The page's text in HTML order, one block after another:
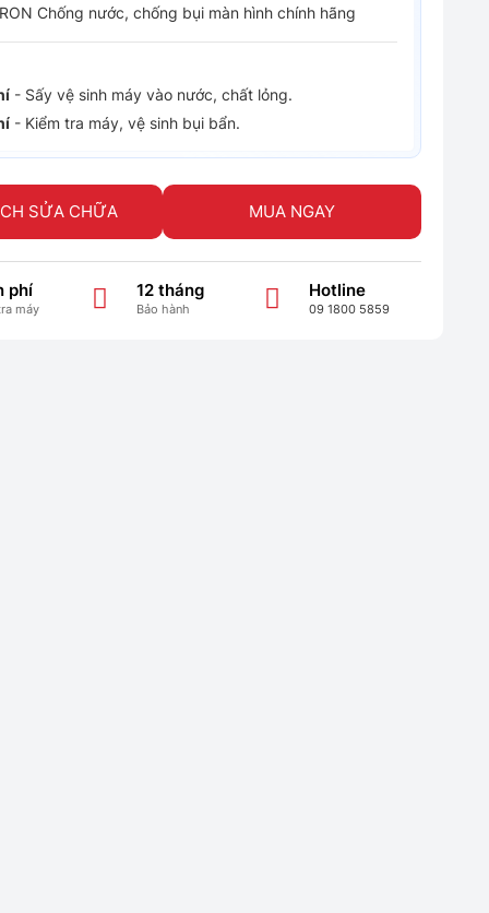
Chống nước, chống bụi màn hình chính hãng
- Sấy vệ sinh máy vào nước, chất lỏng.
- Kiểm tra máy, vệ sinh bụi bẩn.
SỬA CHỮA MUA NGAY
phí
máy
12 tháng
Bảo hành
Hotline
09 1800 5859